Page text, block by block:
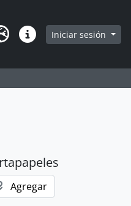
Enlaces rápidos
Iniciar sesión
Agregar